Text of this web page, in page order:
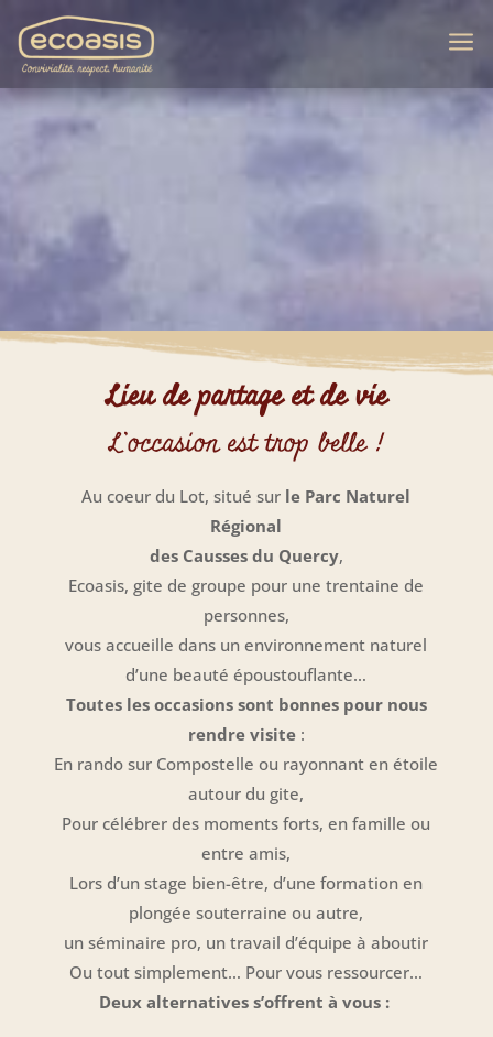
a
Lieu de partage et de vie
L’occasion est trop belle !
Au coeur du Lot, situé sur le Parc Naturel
Régional
des Causses du Quercy,
Ecoasis, gite de groupe pour une trentaine de
personnes,
vous accueille dans un environnement naturel
d’une beauté époustouflante…
Toutes les occasions sont bonnes pour nous
rendre visite:
En rando sur Compostelle ou rayonnant en étoile
autour du gite,
Pour célébrer des moments forts, en famille ou
entre amis,
Lors d’un stage bien-être, d’une formation en
plongée souterraine ou autre,
un séminaire pro, un travail d’équipe à aboutir
Ou tout simplement… Pour vous ressourcer…
Deux alternatives s’offrent à vous :